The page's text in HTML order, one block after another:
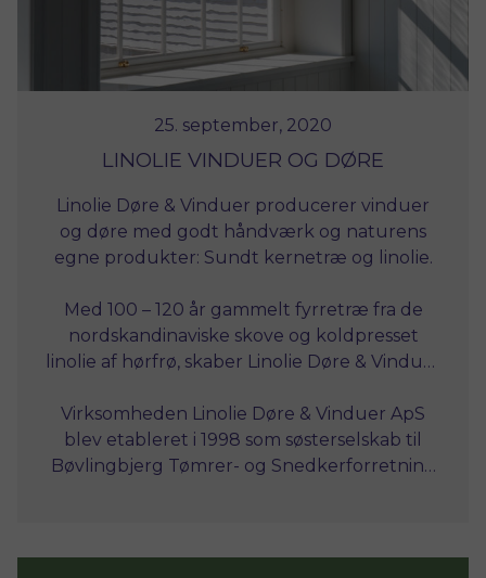
25. september, 2020
LINOLIE VINDUER OG DØRE
Linolie Døre & Vinduer producerer vinduer
og døre med godt håndværk og naturens
egne produkter: Sundt kernetræ og linolie.
Med 100 – 120 år gammelt fyrretræ fra de
nordskandinaviske skove og koldpresset
linolie af hørfrø, skaber Linolie Døre & Vinduer
arkitektur. Uanset om den er opført 1750
eller i dag.
Virksomheden Linolie Døre & Vinduer ApS
blev etableret i 1998 som søsterselskab til
Bøvlingbjerg Tømrer- og Snedkerforretning